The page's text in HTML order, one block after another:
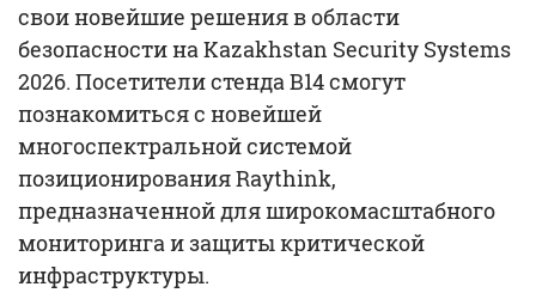
свои новейшие решения в области
безопасности на Kazakhstan Security Systems
2026. Посетители стенда B14 смогут
познакомиться с новейшей
многоспектральной системой
позиционирования Raythink,
предназначенной для широкомасштабного
мониторинга и защиты критической
инфраструктуры.